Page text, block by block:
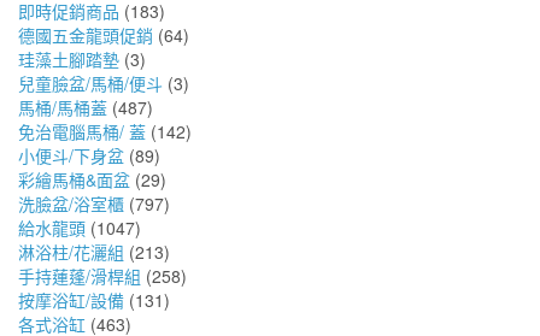
即時促銷商品 (183)
德國五金龍頭促銷 (64)
珪藻土腳踏墊 (3)
兒童臉盆/馬桶/便斗 (3)
馬桶/馬桶蓋 (487)
免治電腦馬桶/ 蓋 (142)
小便斗/下身盆 (89)
彩繪馬桶&面盆 (29)
洗臉盆/浴室櫃 (797)
給水龍頭 (1047)
淋浴柱/花灑組 (213)
手持蓮蓬/滑桿組 (258)
按摩浴缸/設備 (131)
各式浴缸 (463)